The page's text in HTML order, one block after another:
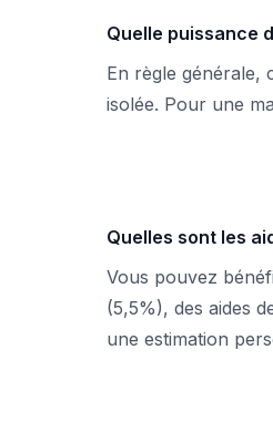
Quelle puissance
En règle générale,
isolée. Pour une
Quelles sont les
Vous pouvez
(5,5%), des aides
une estimation